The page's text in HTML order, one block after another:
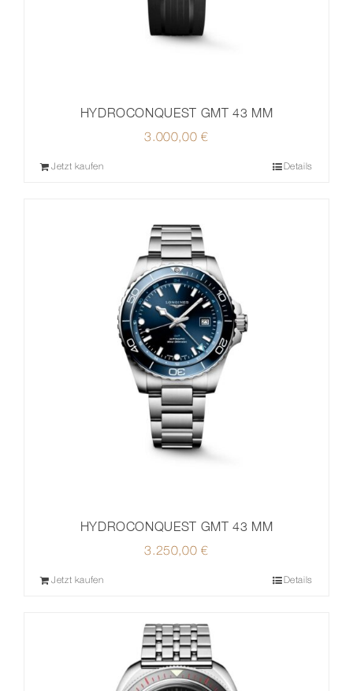
HYDROCONQUEST GMT 43 MM
3.000,00€
Jetzt kaufen Details
HYDROCONQUEST GMT 43 MM
3.250,00€
Jetzt kaufen Details